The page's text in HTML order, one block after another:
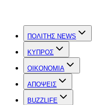
ΠΟΛΙΤΗΣ NEWS
ΚΥΠΡΟΣ
OIKONOMIA
ΑΠΟΨΕΙΣ
BUZZLIFE